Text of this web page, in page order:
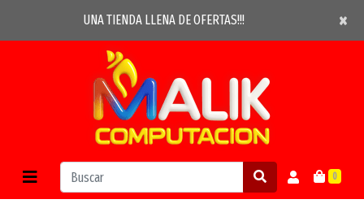
UNA TIENDA LLENA DE OFERTAS!!! ×
×
0